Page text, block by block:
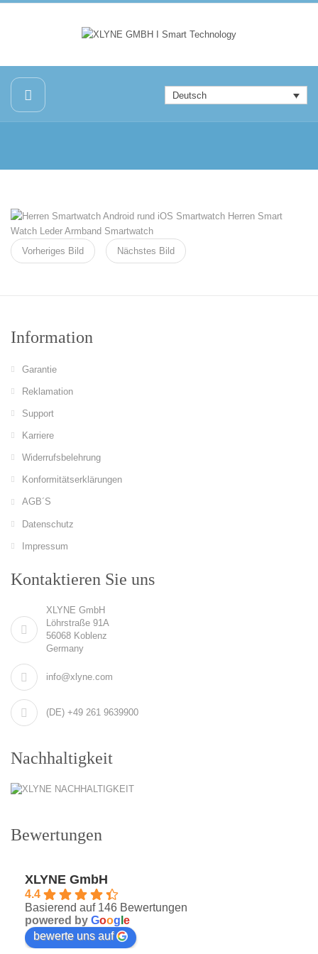
Deutsch
Vorheriges Bild Nächstes Bild
Information
Garantie
Reklamation
Support
Karriere
Widerrufsbelehrung
Konformitätserklärungen
AGB´S
Datenschutz
Impressum
Kontaktieren Sie uns
XLYNE GmbH
Löhrstraße 91A
56068 Koblenz
Germany
info@xlyne.com
(DE) +49 261 9639900
Nachhaltigkeit
Bewertungen
XLYNE GmbH
4.4
Basierend auf 146 Bewertungen
powered by Goog e
bewerte uns auf